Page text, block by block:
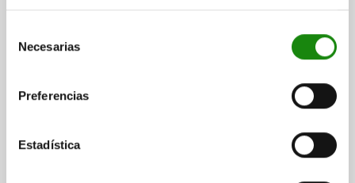
Necesarias
Preferencias
Estadística
más IVA.
DETALLES
03089 A